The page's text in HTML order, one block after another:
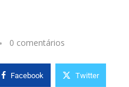
0 comentários
Facebook Twitter